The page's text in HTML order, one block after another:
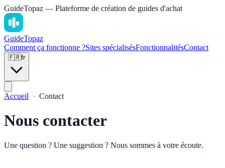
GuideTopaz — Plateforme de création de guides d'achat
GuideTopaz
Comment ça fonctionne ?Sites spécialisésFonctionnalitésContact
🇫🇷fr
Accueil Contact
Nous contacter
Une question ? Une suggestion ? Nous sommes à votre écoute.